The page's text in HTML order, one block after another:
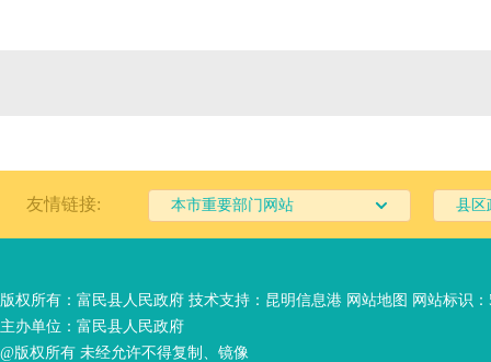
友情链接: 本市重要部门网站 县区
版权所有：富民县人民政府 技术支持： 昆明信息港 网站地图 网站标识：
主办单位：富民县人民政府
@版权所有 未经允许不得复制、镜像